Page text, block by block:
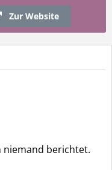
Zur Website
niemand berichtet.